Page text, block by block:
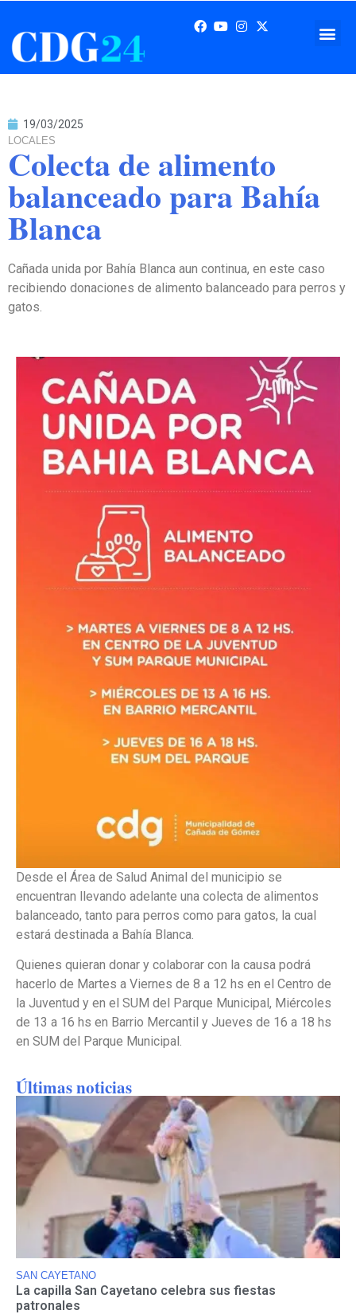
19/03/2025
LOCALES
Colecta de alimento
balanceado para Bahía
Blanca
Cañada unida por Bahía Blanca aun continua, en este caso
recibiendo donaciones de alimento balanceado para perros y
gatos.
Desde el Área de Salud Animal del municipio se
encuentran llevando adelante una colecta de alimentos
balanceado, tanto para perros como para gatos, la cual
estará destinada a Bahía Blanca.
Quienes quieran donar y colaborar con la causa podrá
hacerlo de Martes a Viernes de 8 a 12 hs en el Centro de
la Juventud y en el SUM del Parque Municipal, Miércoles
de 13 a 16 hs en Barrio Mercantil y Jueves de 16 a 18 hs
en SUM del Parque Municipal.
Últimas noticias
SAN CAYETANO
La capilla San Cayetano celebra sus fiestas
patronales